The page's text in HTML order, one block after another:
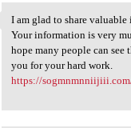
I am glad to share
I am glad to share
Your information is very
hope many people can
you for your hard work.
https://